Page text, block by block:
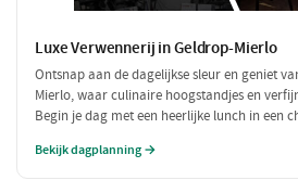
Luxe Verwennerij in Geldrop-Mierlo
Ontsnap aan de dagelijkse sleur en geniet
Mierlo, waar culinaire hoogstandjes en
Begin je dag met een heerlijke lunch in een
compleet met een ontspannen fietstocht
Bekijk dagplanning →